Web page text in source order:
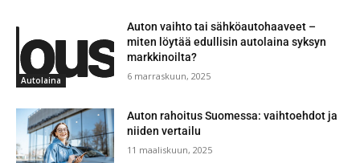
Autolaina
Auton vaihto tai sähköautohaaveet –
miten löytää edullisin autolaina syksyn
markkinoilta?
6 marraskuun, 2025
Auton rahoitus Suomessa: vaihtoehdot ja
niiden vertailu
11 maaliskuun, 2025